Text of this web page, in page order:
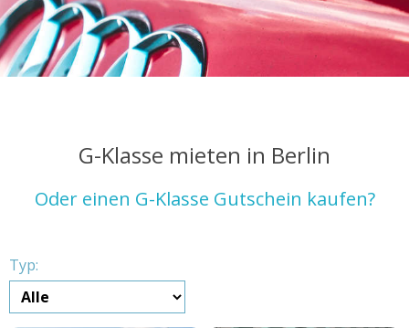
G-Klasse mieten in Berlin
Oder einen G-Klasse Gutschein kaufen?
Typ: